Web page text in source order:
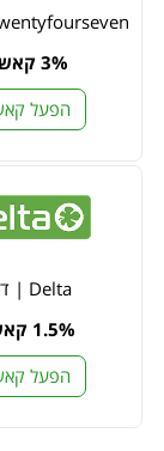
3% קאשבק
הפעל
Delta | דלתא
1.5% קאשבק
הפעל